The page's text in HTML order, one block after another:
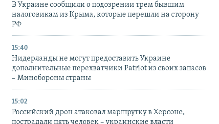
В Украине сообщили о подозрении трем бывшим
налоговикам из Крыма, которые перешли на сторону
РФ
15:40
Нидерланды не могут предоставить Украине
дополнительные перехватчики Patriot из своих запасов
– Минобороны страны
15:02
Российский дрон атаковал маршрутку в Херсоне,
пострадали пять человек – украинские власти